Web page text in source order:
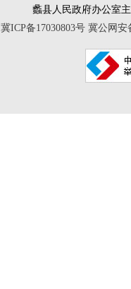
蠡县人民政府办公
冀ICP备17030803号 冀公网安